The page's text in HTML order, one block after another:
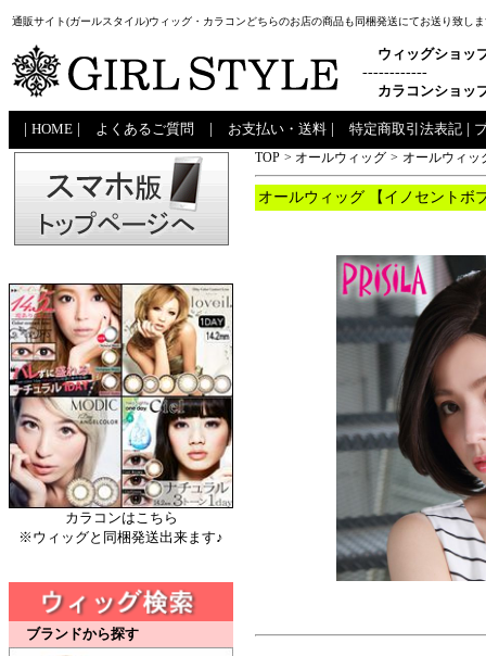
通販サイト(ガールスタイル)ウィッグ・カラコンどちらのお店の商品も同梱発送にてお送り致し
ウィッグショッ
------------
カラコンショッ
HOME よくあるご質問 お支払い・送料 特定商取引法表記
カラコンはこちら
※ウィッグと同梱発送出来ます♪
ブランドから探す
TOP > オールウィッグ > オールウィッ
オールウィッグ 【イノセントボ